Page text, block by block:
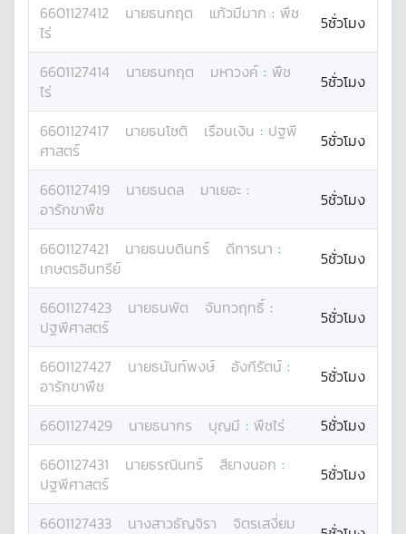
6601127412 นายธนกฤต แก้วมีมาก : พืช
ไร่
5ชั่วโมง
6601127414 นายธนกฤต มหาวงค์ : พืช
ไร่
5ชั่วโมง
6601127417 นายธนโชติ เรือนเงิน : ปฐพี
ศาสตร์
5ชั่วโมง
6601127419 นายธนดล มาเยอะ :
อารักขาพืช
5ชั่วโมง
6601127421 นายธนบดินทร์ ดีการนา :
เกษตรอินทรีย์
5ชั่วโมง
6601127423 นายธนพัต จันทวฤทธิ์ :
ปฐพีศาสตร์
5ชั่วโมง
6601127427 นายธนันท์พงษ์ อังกีรัตน์ :
อารักขาพืช
5ชั่วโมง
6601127429 นายธนากร บุญมี : พืชไร่
5ชั่วโมง
6601127431
นายธรณินทร์ สียางนอก :
ปฐพีศาสตร์
5ชั่วโมง
6601127433 นางสาวธัญจิรา
จิตรเสงี่ยม